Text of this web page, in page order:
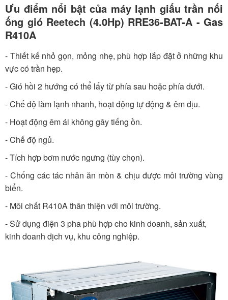
Ưu điểm nổi bật của máy lạnh giấu trần nối
ống gió Reetech (4.0Hp) RRE36-BAT-A - Gas
R410A
- Thiết kế nhỏ gọn, mỏng nhẹ, phù hợp lắp đặt ở những khu
vực có trần hẹp.
- Gió hồi 2 hướng có thể lấy từ phía sau hoặc phía dưới.
- Chế độ làm lạnh nhanh, hoạt động tự động & êm dịu.
- Hoạt động êm ái không gây tiếng ồn.
- Chế độ ngủ.
- Tích hợp bơm nước ngưng (tùy chọn).
- Chống các tác nhân ăn mòn & chịu được môi trường vùng
biển.
- Môi chất R410A thân thiện với môi trường.
- Sử dụng điện 3 pha phù hợp cho kinh doanh, sản xuất,
kinh doanh dịch vụ, khu công nghiệp.